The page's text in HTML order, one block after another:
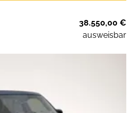
38.550,00 €
ausweisbar